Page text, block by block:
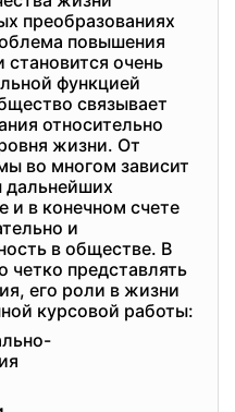
преобразованиях
повышения
становится очень
функцией
связывает
относительно
жизни. От
во многом зависит
дальнейших
и в конечном счете
и
в обществе. В
четко представлять
его роли в жизни
курсовой работы: